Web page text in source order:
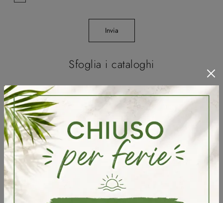
Sfoglia i cataloghi
Invia